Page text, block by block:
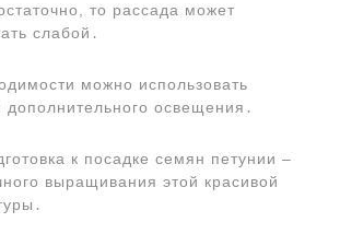
то рассада может
слабой․
можно использовать
освещения․
к посадке семян петунии ‒
выращивания этой красивой